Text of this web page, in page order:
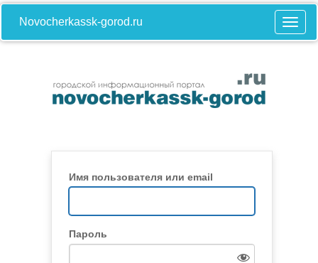
Novocherkassk-gorod.ru
Имя пользователя или email
Пароль